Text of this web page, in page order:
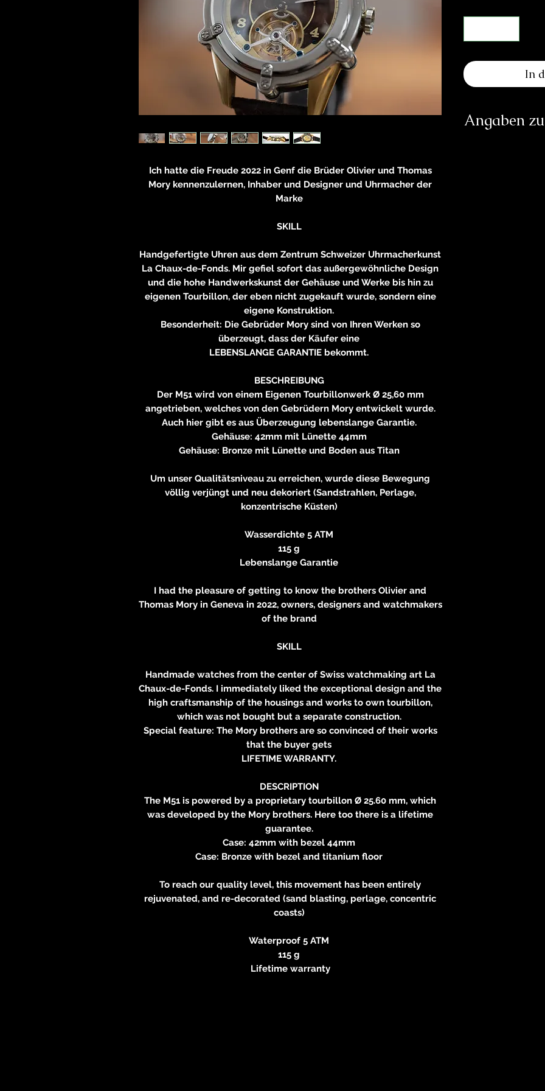
Ich hatte die Freude 2022 in Genf die Brüder Olivier und Thomas
Mory kennenzulernen, Inhaber und Designer und Uhrmacher der
Marke
SKILL
Handgefertigte Uhren aus dem Zentrum Schweizer Uhrmacherkunst
La Chaux-de-Fonds. Mir gefiel sofort das außergewöhnliche Design
und die hohe Handwerkskunst der Gehäuse und Werke bis hin zu
eigenen Tourbillon, der eben nicht zugekauft wurde, sondern eine
eigene Konstruktion.
Besonderheit: Die Gebrüder Mory sind von Ihren Werken so
überzeugt, dass der Käufer eine
LEBENSLANGE GARANTIE bekommt.
BESCHREIBUNG
Der M51 wird von einem Eigenen Tourbillonwerk Ø 25,60 mm
angetrieben, welches von den Gebrüdern Mory entwickelt wurde.
Auch hier gibt es aus Überzeugung lebenslange Garantie.
Gehäuse: 42mm mit Lünette 44mm
Gehäuse: Bronze mit Lünette und Boden aus Titan
Um unser Qualitätsniveau zu erreichen, wurde diese Bewegung
völlig verjüngt und neu dekoriert (Sandstrahlen, Perlage,
konzentrische Küsten)
Wasserdichte 5 ATM
115 g
Lebenslange Garantie
I had the pleasure of getting to know the brothers Olivier and
Thomas Mory in Geneva in 2022, owners, designers and watchmakers
of the brand
SKILL
Handmade watches from the center of Swiss watchmaking art La
Chaux-de-Fonds. I immediately liked the exceptional design and the
high craftsmanship of the housings and works to own tourbillon,
which was not bought but a separate construction.
Special feature: The Mory brothers are so convinced of their works
that the buyer gets
LIFETIME WARRANTY.
DESCRIPTION
The M51 is powered by a proprietary tourbillon Ø 25.60 mm, which
was developed by the Mory brothers. Here too there is a lifetime
guarantee.
Case: 42mm with bezel 44mm
Case: Bronze with bezel and titanium floor
To reach our quality level, this movement has been entirely
rejuvenated, and re-decorated (sand blasting, perlage, concentric
coasts)
Waterproof 5 ATM
115 g
Lifetime warranty
In
Angaben